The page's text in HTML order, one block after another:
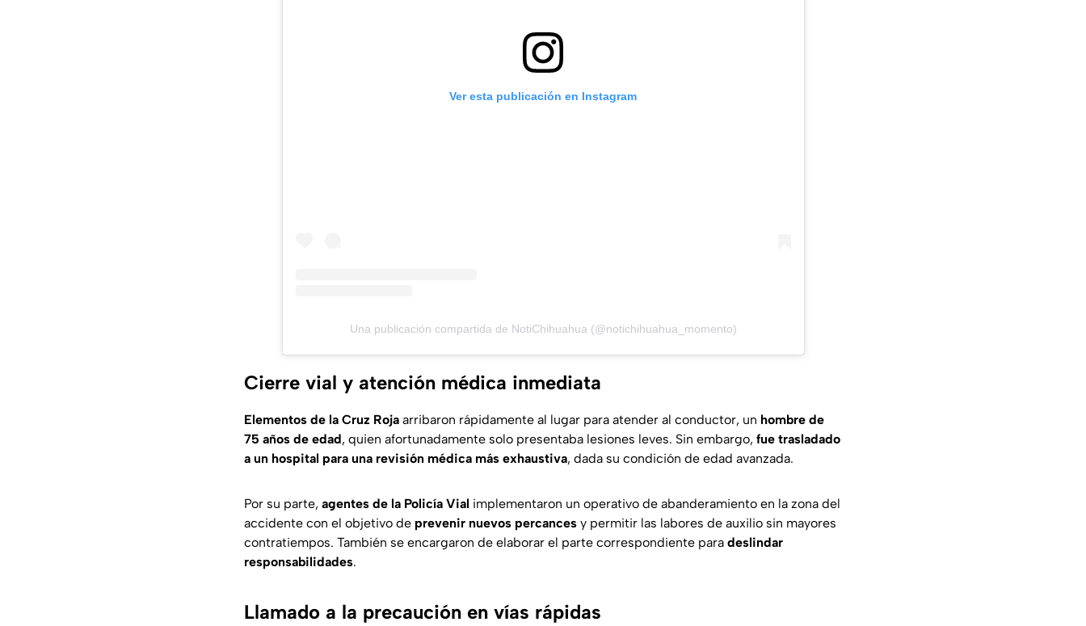
Ver esta publicación en Instagram
Una publicación compartida de NotiChihuahua (@notichihuahua_momento)
Cierre vial y atención médica inmediata
Elementos de la Cruz Roja arribaron rápidamente al lugar para atender al conductor, un hombre de
75 años de edad, quien afortunadamente solo presentaba lesiones leves. Sin embargo, fue trasladado
a un hospital para una revisión médica más exhaustiva, dada su condición de edad avanzada.
Por su parte, agentes de la Policía Vial implementaron un operativo de abanderamiento en la zona del
accidente con el objetivo de prevenir nuevos percances y permitir las labores de auxilio sin mayores
contratiempos. También se encargaron de elaborar el parte correspondiente para deslindar
responsabilidades.
Llamado a la precaución en vías rápidas